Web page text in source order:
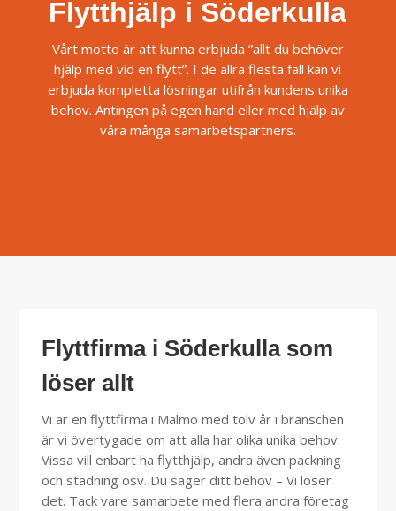
Flytthjälp i Söderkulla
Vårt motto är att kunna erbjuda ”allt du behöver
hjälp med vid en flytt”. I de allra flesta fall kan vi
erbjuda kompletta lösningar utifrån kundens unika
behov. Antingen på egen hand eller med hjälp av
våra många samarbetspartners.
Flyttfirma i Söderkulla som
löser allt
Vi är en flyttfirma i Malmö med tolv år i branschen
är vi övertygade om att alla har olika unika behov.
Vissa vill enbart ha flytthjälp, andra även packning
och städning osv. Du säger ditt behov – Vi löser
det. Tack vare samarbete med flera andra företag